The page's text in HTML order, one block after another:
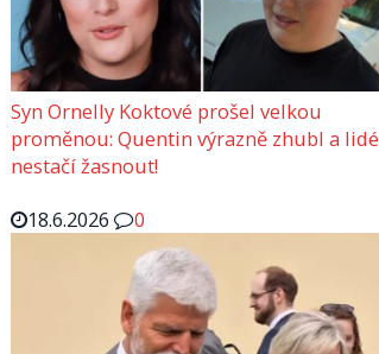
Syn Ornelly Koktové prošel velkou
proměnou: Quentin výrazně zhubl a lidé
nestačí žasnout!
18.6.2026
0